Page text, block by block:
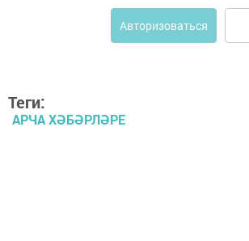
Авторизоваться
Теги:
АРЧА ХӘБӘРЛӘРЕ